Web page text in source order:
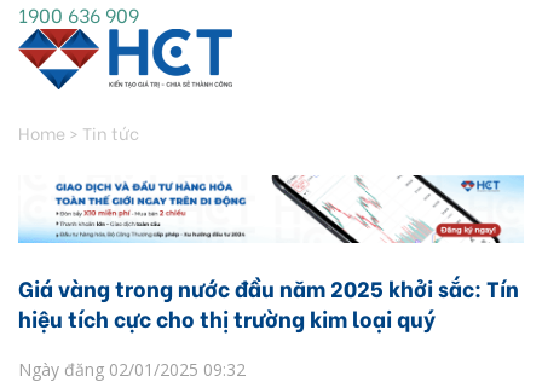
1900 636 909
Home > Tin tức
Giá vàng trong nước đầu năm 2025 khởi sắc: Tín
hiệu tích cực cho thị trường kim loại quý
Ngày đăng 02/01/2025 09:32